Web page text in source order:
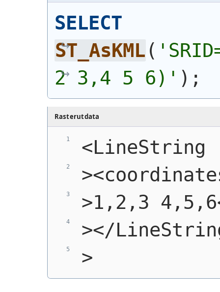
SELECT
ST_AsKML (
2 3,4 5 6)' ) ;
Rasterutdata
<LineString
>1,2,3
></
>